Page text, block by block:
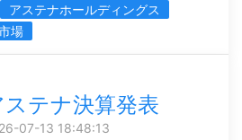
アステナホールディングス
場
ステナ決算発表
07-13 18:48:13